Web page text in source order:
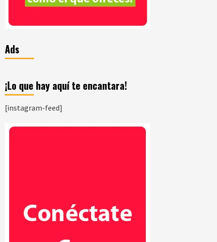
Ads
¡Lo que hay aquí te encantara!
[instagram-feed]